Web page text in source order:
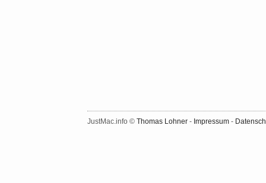
JustMac.info © Thomas Lohner - Impressum -